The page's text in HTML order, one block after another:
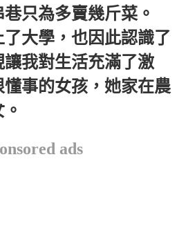
只為多賣幾斤菜。
大學，也因此認識了
我對生活充滿了激
事的女孩，她家在農
ads